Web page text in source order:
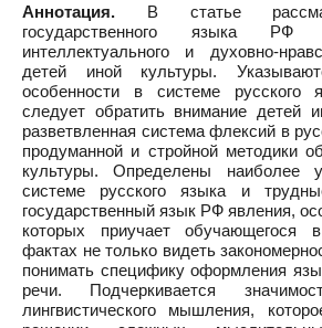
Аннотация. В статье
государственного языка РФ
интеллектуального и духовно-
детей иной культуры.
особенности в системе русского
следует обратить внимание детей
разветвленная система флексий в
продуманной и стройной методики
культуры. Определены наиболее
системе русского языка и
государственный язык РФ явления,
которых приучает обучающегося
фактах не только видеть
понимать специфику оформления
речи. Подчеркивается
лингвистического мышления,